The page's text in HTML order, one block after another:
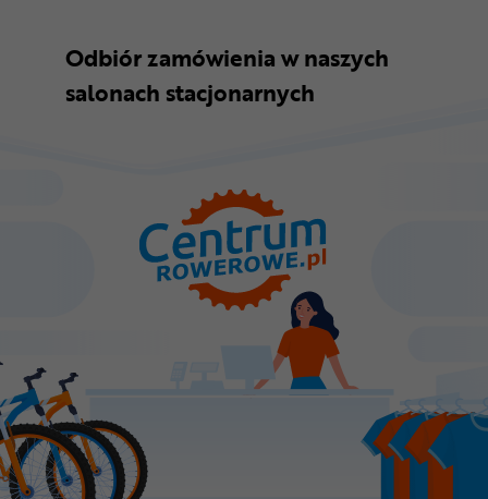
Odbiór zamówienia w naszych
salonach stacjonarnych